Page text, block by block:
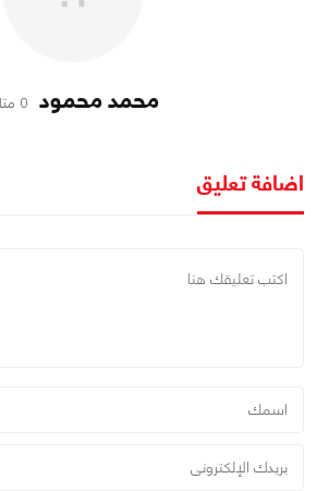
محمد محمود 0 متابع
اضافة تعليق